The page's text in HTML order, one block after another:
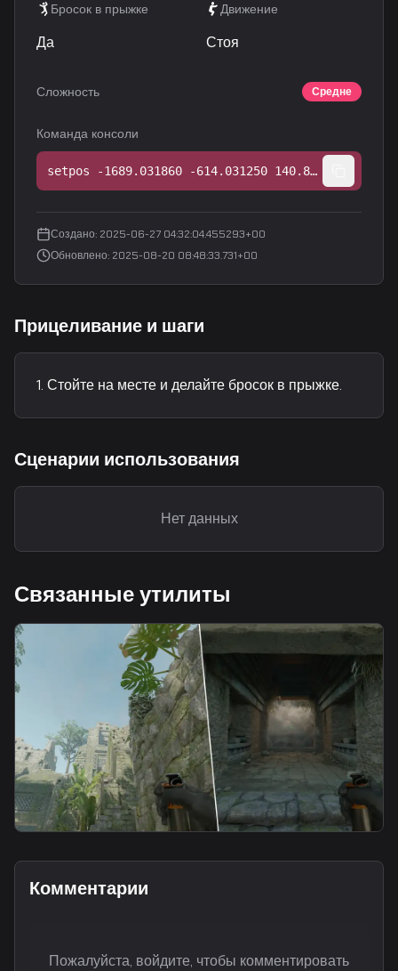
Бросок в прыжке
Да
Движение
Стоя
Сложность Средне
Команда консоли
setpos -1689.031860 -614.031250 140.871246;setang -80.547478 58.373489 0.000000
Создано: 2025-06-27 04:32:04.455293+00
Обновлено: 2025-08-20 08:48:33.731+00
Прицеливание и шаги
Стойте на месте и делайте бросок в прыжке.
Сценарии использования
Нет данных
Связанные утилиты
A Short Smoke From Split
Комментарии
Пожалуйста, войдите, чтобы комментировать